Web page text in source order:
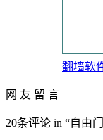
翻墙软
网 友 留 言
20条评论 in “自由